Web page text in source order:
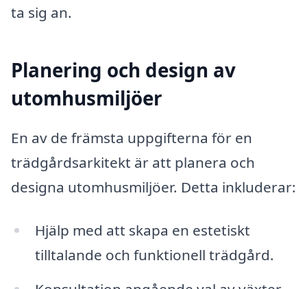
ta sig an.
Planering och design av
utomhusmiljöer
En av de främsta uppgifterna för en
trädgårdsarkitekt är att planera och
designa utomhusmiljöer. Detta inkluderar:
Hjälp med att skapa en estetiskt
tilltalande och funktionell trädgård.